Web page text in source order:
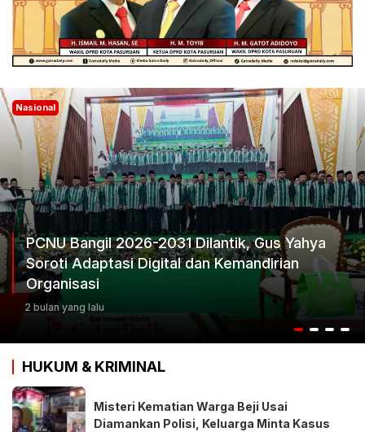
Nasional
Ketum Progib Dorong Rapimwil Jatim
Keputusan Terbaik
3 bulan yang lalu
HUKUM & KRIMINAL
Misteri Kematian Warga Beji Usai
Diamankan Polisi, Keluarga Minta Kasus